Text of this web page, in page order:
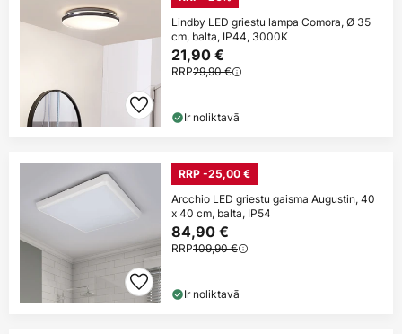
Lindby LED griestu lampa Comora, Ø 35
cm, balta, IP44, 3000K
21,90 €
RRP29,90 €
Ir noliktavā
RRP -25,00 €
Arcchio LED griestu gaisma Augustin, 40
x 40 cm, balta, IP54
84,90 €
RRP109,90 €
Ir noliktavā